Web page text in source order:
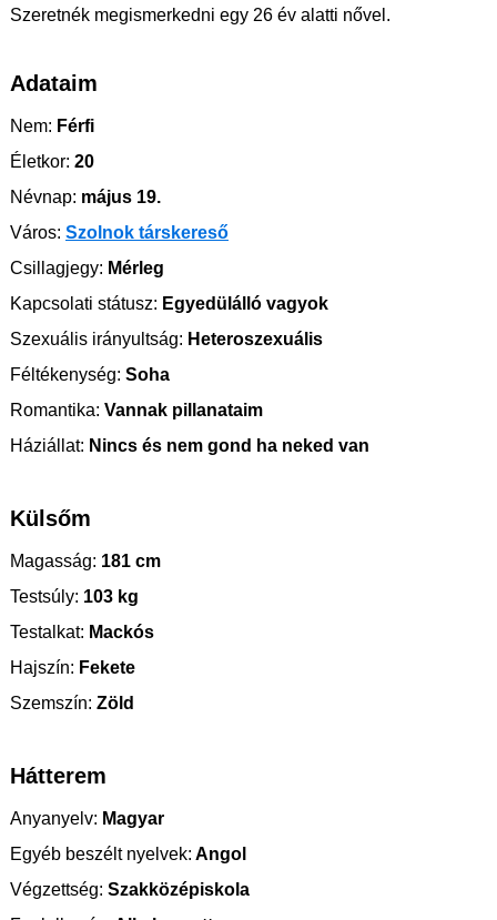
Szeretnék megismerkedni egy 26 év alatti nővel.
Adataim
Nem: Férfi
Életkor: 20
Névnap: május 19.
Város: Szolnok társkereső
Csillagjegy: Mérleg
Kapcsolati státusz: Egyedülálló vagyok
Szexuális irányultság: Heteroszexuális
Féltékenység: Soha
Romantika: Vannak pillanataim
Háziállat: Nincs és nem gond ha neked van
Külsőm
Magasság: 181 cm
Testsúly: 103 kg
Testalkat: Mackós
Hajszín: Fekete
Szemszín: Zöld
Hátterem
Anyanyelv: Magyar
Egyéb beszélt nyelvek: Angol
Végzettség: Szakközépiskola